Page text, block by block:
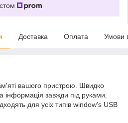
Доставка Оплата Умови
вашого пристрою. Швидко
завжди під руками.
для усіх типів window's USB